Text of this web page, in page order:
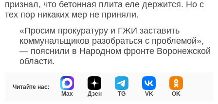
признал, что бетонная плита еле держится. Но с
тех пор никаких мер не приняли.
«Просим прокуратуру и ГЖИ заставить
коммунальщиков разобраться с проблемой»,
— пояснили в Народном фронте Воронежской
области.
Читайте нас:
Max
Дзен TG VK OK